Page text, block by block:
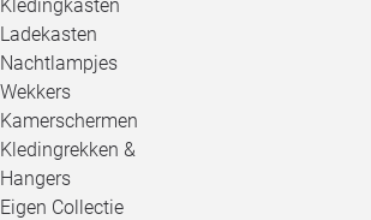
Kledingkasten
Ladekasten
Nachtlampjes
Wekkers
Kamerschermen
Kledingrekken &
Hangers
Eigen Collectie